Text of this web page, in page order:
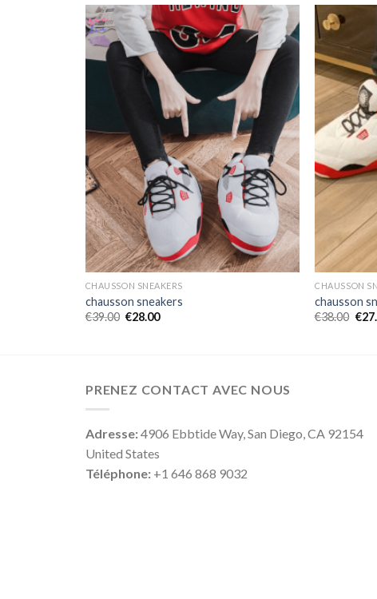
CHAUSSON SNEAKERS
chausson sneakers
€39.00 €28.00
CHAUSSON
chausson
€38.00 €
PRENEZ CONTACT AVEC NOUS
Adresse:4906 Ebbtide Way, San Diego, CA 92154
United States
Téléphone: +1 646 868 9032